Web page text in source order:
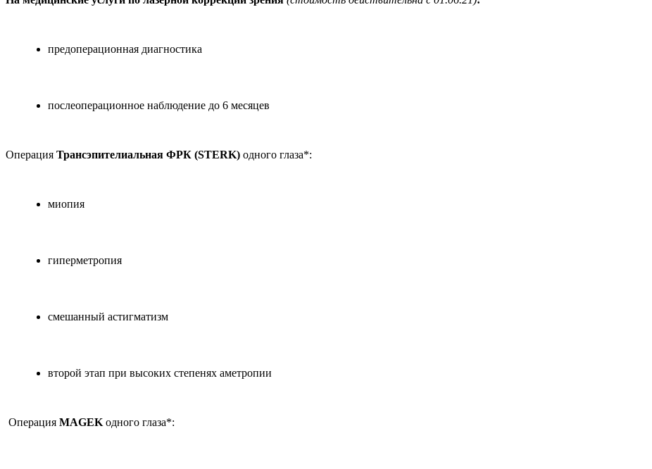
предоперационная диагностика
послеоперационное наблюдение до 6 месяцев
Операция Трансэпителиальная ФРК (STERK) одного глаза*:
миопия
гиперметропия
смешанный астигматизм
второй этап при высоких степенях аметропии
Операция MAGEK одного глаза*: